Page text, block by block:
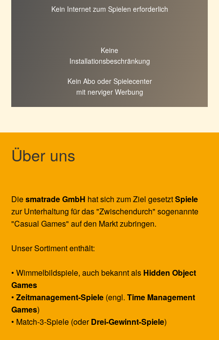
Kein Internet zum Spielen erforderlich
Keine
Installationsbeschränkung
Kein Abo oder Spielecenter
mit nerviger Werbung
Über uns
Diesmatrade GmbH hat sich zum Ziel gesetztSpiele
zur Unterhaltung für das "Zwischendurch" sogenannte
"Casual Games" auf den Markt zubringen.
Unser Sortiment enthält:
• Wimmelbildspiele, auch bekannt als Hidden Object
Games
• Zeitmanagement-Spiele(engl. Time Management
Games)
• Match-3-Spiele (oderDrei-Gewinnt-Spiele)